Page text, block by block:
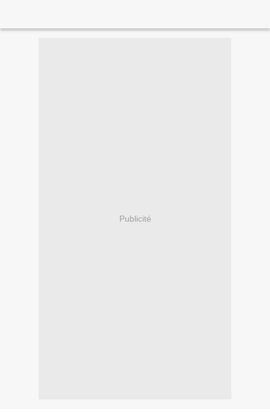
Publicité